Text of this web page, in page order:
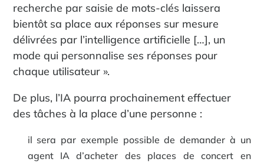
recherche par saisie de mots-clés laissera
bientôt sa place aux réponses sur mesure
délivrées par l’intelligence artificielle […], un
mode qui personnalise ses réponses pour
chaque utilisateur ».
De plus, l’IA pourra prochainement effectuer
des tâches à la place d’une personne :
il sera par exemple possible de demander à un
agent IA d’acheter des places de concert en